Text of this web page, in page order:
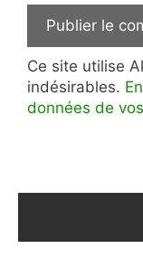
Ce site utilise
indésirables.
données de